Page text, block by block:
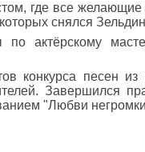
где все желающие
снялся
актёрскому
конкурса песен
Завершился
"Любви